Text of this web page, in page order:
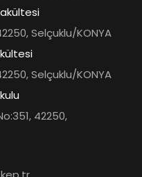
Selçuklu/KONYA
Selçuklu/KONYA
42250,